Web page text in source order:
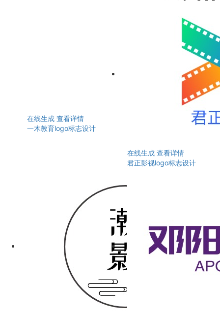
在线生成 查看详情
一木教育logo标志设计
在线生成 查看详情
君正影视logo标志设计